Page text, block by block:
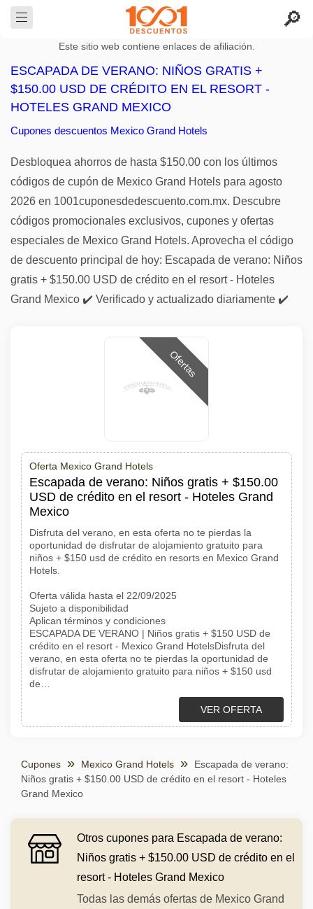
Este sitio web contiene enlaces de afiliación.
ESCAPADA DE VERANO: NIÑOS GRATIS +
$150.00 USD DE CRÉDITO EN EL RESORT -
HOTELES GRAND MEXICO
Cupones descuentos Mexico Grand Hotels
Desbloquea ahorros de hasta $150.00 con los últimos
códigos de cupón de Mexico Grand Hotels para agosto
2026 en 1001cuponesdedescuento.com.mx. Descubre
códigos promocionales exclusivos, cupones y ofertas
especiales de Mexico Grand Hotels. Aprovecha el código
de descuento principal de hoy: Escapada de verano: Niños
gratis + $150.00 USD de crédito en el resort - Hoteles
Grand Mexico ✔️ Verificado y actualizado diariamente ✔️
Ofertas
Oferta Mexico Grand Hotels
Escapada de verano: Niños gratis + $150.00
USD de crédito en el resort - Hoteles Grand
Mexico
Disfruta del verano, en esta oferta no te pierdas la
oportunidad de disfrutar de alojamiento gratuito para
niños + $150 usd de crédito en resorts en Mexico Grand
Hotels.
Oferta válida hasta el 22/09/2025
Sujeto a disponibilidad
Aplican términos y condiciones
ESCAPADA DE VERANO | Niños gratis + $150 USD de
crédito en el resort - Mexico Grand HotelsDisfruta del
verano, en esta oferta no te pierdas la oportunidad de
disfrutar de alojamiento gratuito para niños + $150 usd
de…
VER OFERTA
Cupones Mexico Grand Hotels
Escapada de verano:
Niños gratis + $150.00 USD de crédito en el resort - Hoteles
Grand Mexico
Otros cupones para Escapada de verano:
Niños gratis + $150.00 USD de crédito en el
resort - Hoteles Grand Mexico
Todas las demás ofertas de Mexico Grand